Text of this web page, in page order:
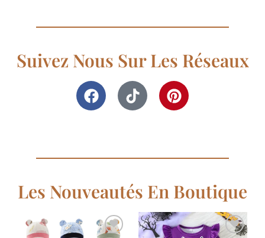
Suivez Nous Sur Les Réseaux
Les Nouveautés En Boutique